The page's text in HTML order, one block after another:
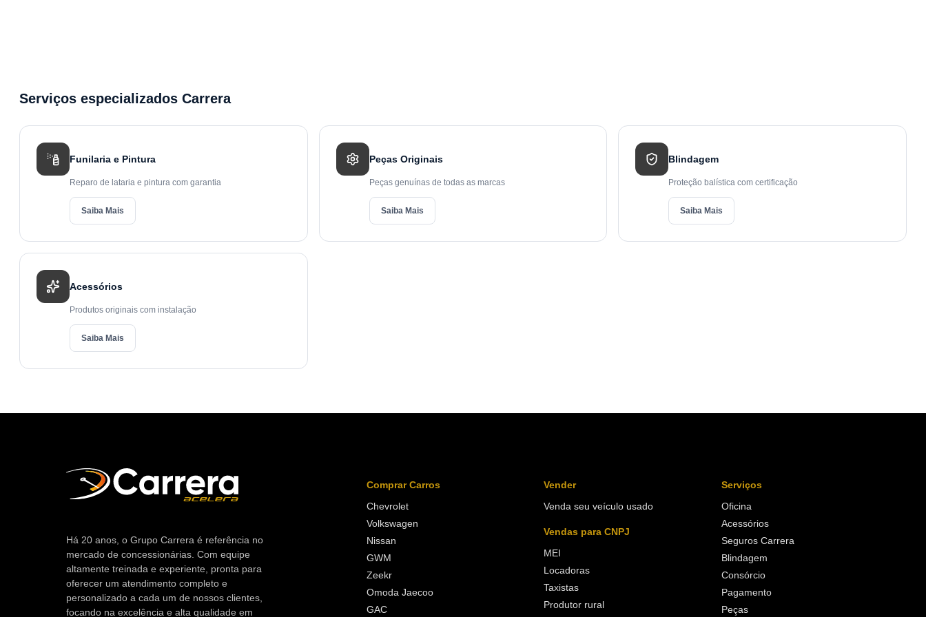
Serviços especializados Carrera
Funilaria e Pintura
Reparo de lataria e pintura com garantia
Saiba Mais
Peças Originais
Peças genuínas de todas as marcas
Saiba Mais
Blindagem
Proteção balística com certificação
Saiba Mais
Acessórios
Produtos originais com instalação
Saiba Mais
Há 20 anos, o Grupo Carrera é referência no
mercado de concessionárias. Com equipe
altamente treinada e experiente, pronta para
oferecer um atendimento completo e
personalizado a cada um de nossos clientes,
focando na excelência e alta qualidade em
Comprar Carros
Chevrolet
Volkswagen
Nissan
GWM
Zeekr
Omoda Jaecoo
GAC
Vender
Venda seu veículo usado
Vendas para CNPJ
MEI
Locadoras
Taxistas
Produtor rural
Serviços
Oficina
Acessórios
Seguros Carrera
Blindagem
Consórcio
Pagamento
Peças